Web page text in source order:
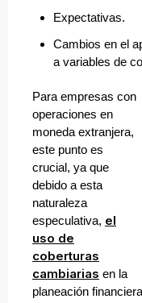
Expectativas.
Cambios en el
a variables de
Para empresas con
operaciones en
moneda extranjera,
este punto es
crucial, ya que
debido a esta
naturaleza
especulativa, el
uso de
coberturas
cambiarias en la
planeación